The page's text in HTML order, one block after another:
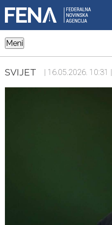
Meni
SVIJET | 16.05.2026. 10:31 |